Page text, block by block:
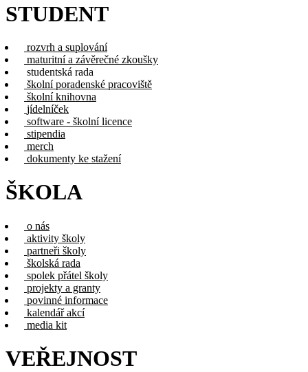
STUDENT
rozvrh a suplování
maturitní a závěrečné zkoušky
studentská rada
školní poradenské pracoviště
školní knihovna
jídelníček
software - školní licence
stipendia
merch
dokumenty ke stažení
ŠKOLA
o nás
aktivity školy
partneři školy
školská rada
spolek přátel školy
projekty a granty
povinné informace
kalendář akcí
media kit
VEŘEJNOST